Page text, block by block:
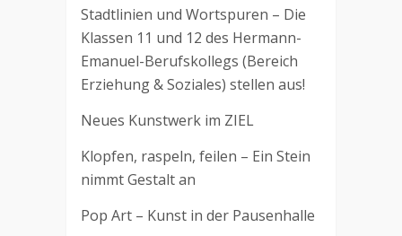
Stadtlinien und Wortspuren – Die
Klassen 11 und 12 des Hermann-
Emanuel-Berufskollegs (Bereich
Erziehung & Soziales) stellen aus!
Neues Kunstwerk im ZIEL
Klopfen, raspeln, feilen – Ein Stein
nimmt Gestalt an
Pop Art – Kunst in der Pausenhalle